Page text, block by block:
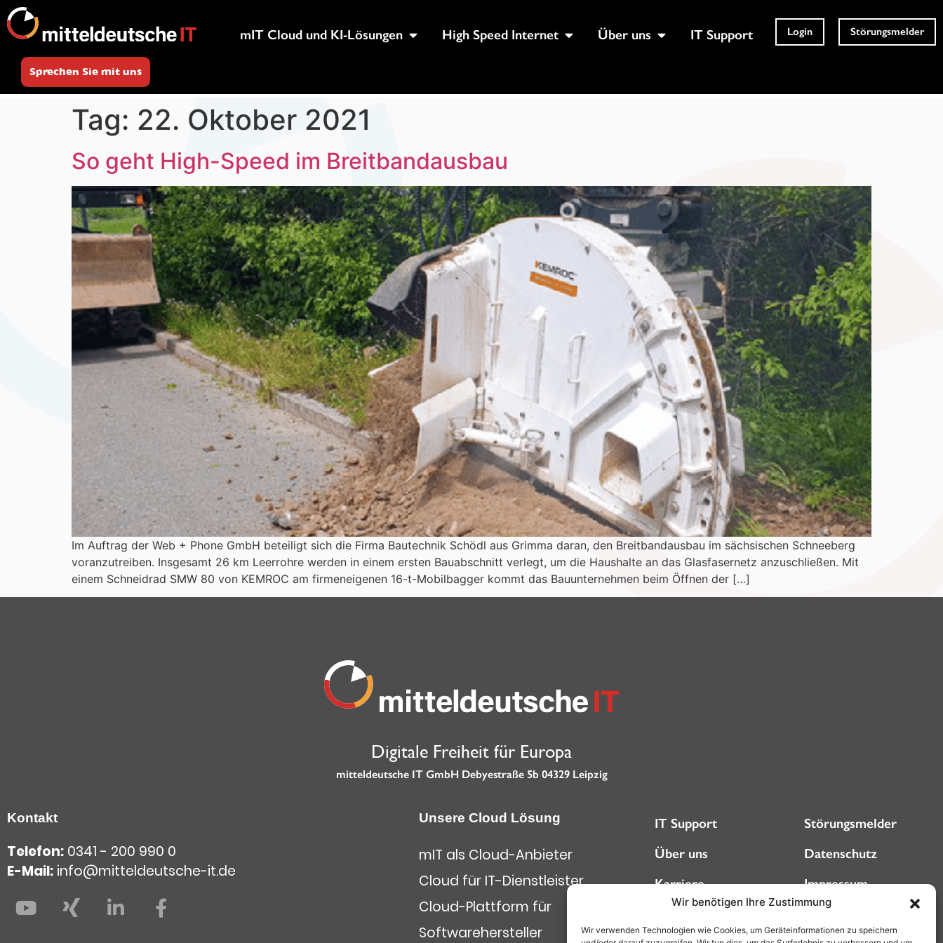
Wir benötigen Ihre Zustimmung
Wir verwenden Technologien wie Cookies, um Geräteinformationen zu speichern
mIT Cloud und KI-Lösungen High Speed Internet Über uns IT Support Login Störungsmelder
Sprechen Sie mit uns
Tag: 22. Oktober 2021
So geht High-Speed im Breitbandausbau
Im Auftrag der Web + Phone GmbH beteiligt sich die Firma Bautechnik Schödl aus Grimma daran, den Breitbandausbau im sächsischen Schneeberg
voranzutreiben. Insgesamt 26 km Leerrohre werden in einem ersten Bauabschnitt verlegt, um die Haushalte an das Glasfasernetz anzuschließen. Mit
einem Schneidrad SMW 80 von KEMROC am firmeneigenen 16-t-Mobilbagger kommt das Bauunternehmen beim Öffnen der […]
Digitale Freiheit für Europa
mitteldeutsche IT GmbH Debyestraße 5b 04329 Leipzig
Kontakt
Telefon: 0341 - 200 990 0
E-Mail: info@mitteldeutsche-it.de
Unsere Cloud Lösung
mIT als Cloud-Anbieter
Cloud für IT-Dienstleister
Cloud-Plattform für
Softwarehersteller
IT Support
Über uns
Karriere
Störungsmelder
Datenschutz
Impressum
AGB (Privatkunden)